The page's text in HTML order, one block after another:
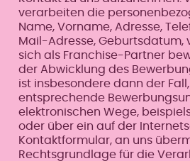
verarbeiten die
Name, Vorname, Adresse,
Mail-Adresse, Geburtsdatum,
sich als Franchise-Partner
der Abwicklung des
ist insbesondere dann der
entsprechende
elektronischen Wege,
oder über ein auf der
Kontaktformular, an uns
Rechtsgrundlage für die